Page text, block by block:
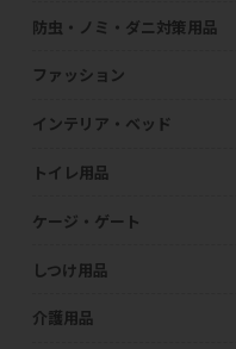
防虫・ノミ・ダニ対策用品
ファッション
インテリア・ベッド
トイレ用品
ケージ・ゲート
しつけ用品
介護用品